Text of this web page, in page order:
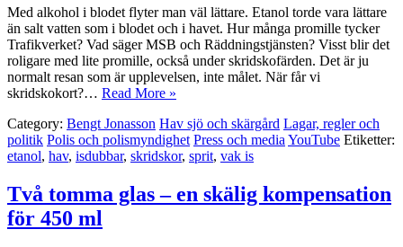
Med alkohol i blodet flyter man väl lättare. Etanol torde vara lättare
än salt vatten som i blodet och i havet. Hur många promille tycker
Trafikverket? Vad säger MSB och Räddningstjänsten? Visst blir det
roligare med lite promille, också under skridskofärden. Det är ju
normalt resan som är upplevelsen, inte målet. När får vi
skridskokort?… Read More »
Category: Bengt Jonasson Hav sjö och skärgård Lagar, regler och
politik Polis och polismyndighet Press och media YouTube Etiketter:
etanol, hav, isdubbar, skridskor, sprit, vak is
Två tomma glas – en skälig kompensation
för 450 ml